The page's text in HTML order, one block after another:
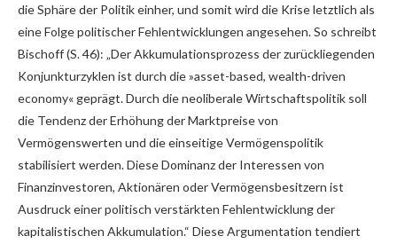
die Sphäre der Politik einher, und somit wird die Krise letztlich als
eine Folge politischer Fehlentwicklungen angesehen. So schreibt
Bischoff (S. 46): „Der Akkumulationsprozess der zurückliegenden
Konjunkturzyklen ist durch die »asset-based, wealth-driven
economy« geprägt. Durch die neoliberale Wirtschaftspolitik soll
die Tendenz der Erhöhung der Marktpreise von
Vermögenswerten und die einseitige Vermögenspolitik
stabilisiert werden. Diese Dominanz der Interessen von
Finanzinvestoren, Aktionären oder Vermögensbesitzern ist
Ausdruck einer politisch verstärkten Fehlentwicklung der
kapitalistischen Akkumulation.“ Diese Argumentation tendiert